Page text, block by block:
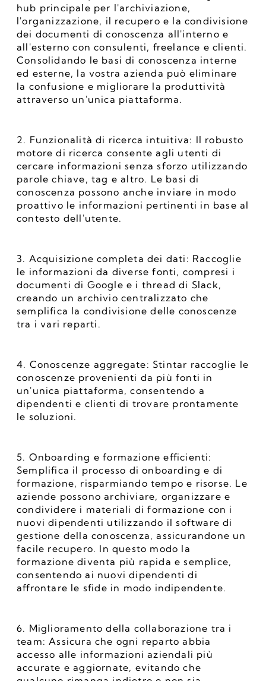
hub principale per l'archiviazione,
l'organizzazione, il recupero e la condivisione
dei documenti di conoscenza all'interno e
all'esterno con consulenti, freelance e clienti.
Consolidando le basi di conoscenza interne
ed esterne, la vostra azienda può eliminare
la confusione e migliorare la produttività
attraverso un'unica piattaforma.
2. Funzionalità di ricerca intuitiva: Il robusto
motore di ricerca consente agli utenti di
cercare informazioni senza sforzo utilizzando
parole chiave, tag e altro. Le basi di
conoscenza possono anche inviare in modo
proattivo le informazioni pertinenti in base al
contesto dell'utente.
3. Acquisizione completa dei dati: Raccoglie
le informazioni da diverse fonti, compresi i
documenti di Google e i thread di Slack,
creando un archivio centralizzato che
semplifica la condivisione delle conoscenze
tra i vari reparti.
4. Conoscenze aggregate: Stintar raccoglie le
conoscenze provenienti da più fonti in
un'unica piattaforma, consentendo a
dipendenti e clienti di trovare prontamente
le soluzioni.
5. Onboarding e formazione efficienti:
Semplifica il processo di onboarding e di
formazione, risparmiando tempo e risorse. Le
aziende possono archiviare, organizzare e
condividere i materiali di formazione con i
nuovi dipendenti utilizzando il software di
gestione della conoscenza, assicurandone un
facile recupero. In questo modo la
formazione diventa più rapida e semplice,
consentendo ai nuovi dipendenti di
affrontare le sfide in modo indipendente.
6. Miglioramento della collaborazione tra i
team: Assicura che ogni reparto abbia
accesso alle informazioni aziendali più
accurate e aggiornate, evitando che